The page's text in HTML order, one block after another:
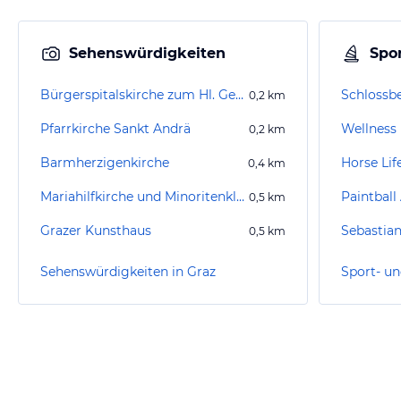
Sehenswürdigkeiten
Bürgerspitalskirche zum Hl. Geist 0,2 km
Pfarrkirche Sankt Andrä 0,2 km
Barmherzigenkirche 0,4 km
Mariahilfkirche und Minoritenkloster 0,5 km
Grazer Kunsthaus 0,5 km
Sehenswürdigkeiten in Graz
Wellness
Horse
Paintball
Sport-